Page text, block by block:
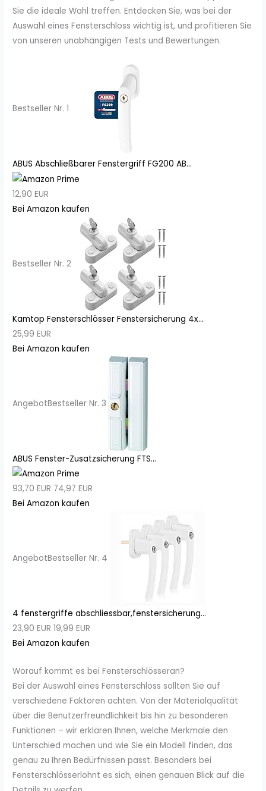
Sie die ideale Wahl treffen. Entdecken Sie, was bei der
Auswahl eines Fensterschloss wichtig ist, und profitieren Sie
von unseren unabhängigen Tests und Bewertungen.
Bestseller Nr. 1
ABUS Abschließbarer Fenstergriff FG200 AB...
12,90 EUR
Bei Amazon kaufen
Bestseller Nr. 2
Kamtop Fensterschlösser Fenstersicherung 4x...
25,99 EUR
Bei Amazon kaufen
AngebotBestseller Nr. 3
ABUS Fenster-Zusatzsicherung FTS...
93,70 EUR 74,97 EUR
Bei Amazon kaufen
AngebotBestseller Nr. 4
4 fenstergriffe abschliessbar,fenstersicherung...
23,90 EUR 19,99 EUR
Bei Amazon kaufen
Worauf kommt es bei Fensterschlösseran?
Bei der Auswahl eines Fensterschloss sollten Sie auf
verschiedene Faktoren achten. Von der Materialqualität
über die Benutzerfreundlichkeit bis hin zu besonderen
Funktionen – wir erklären Ihnen, welche Merkmale den
Unterschied machen und wie Sie ein Modell finden, das
genau zu Ihren Bedürfnissen passt. Besonders bei
Fensterschlösserlohnt es sich, einen genauen Blick auf die